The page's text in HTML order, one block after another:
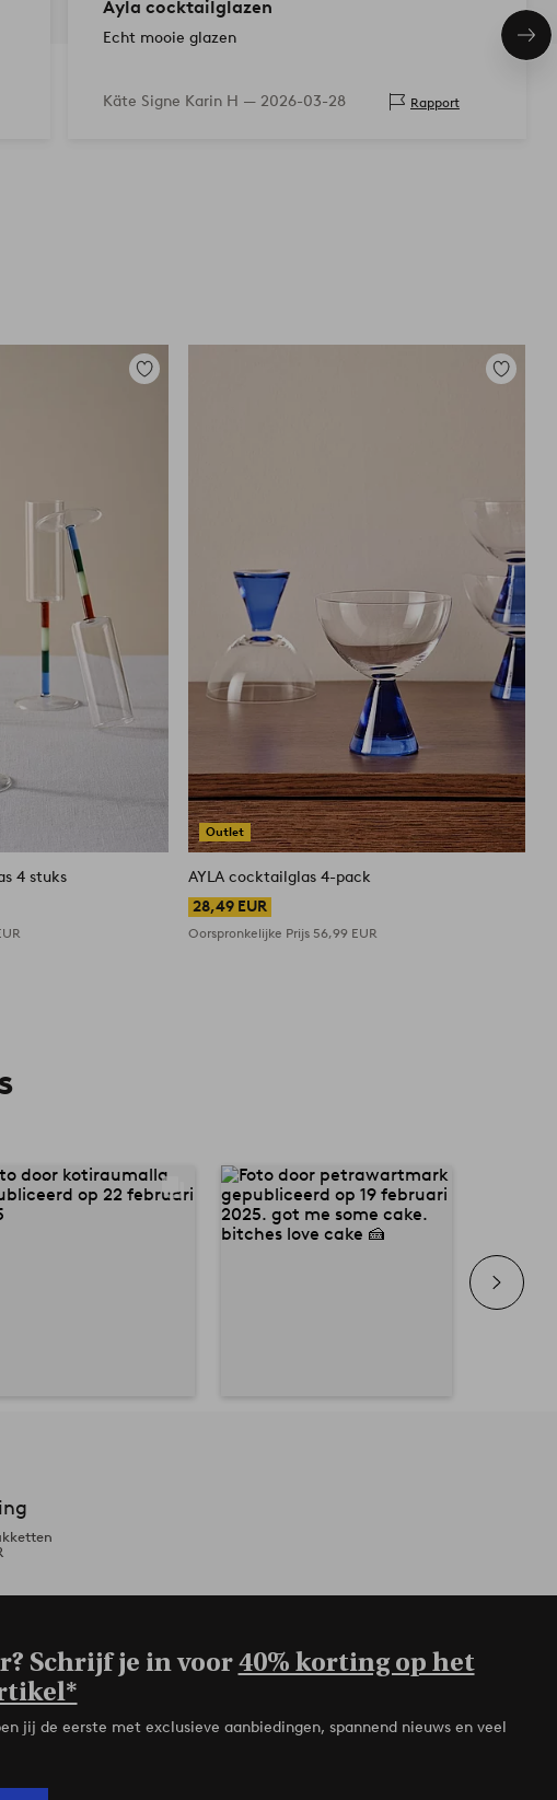
Ayla cocktailglazen
Echt mooie glazen
Käte Signe Karin H — 2026-03-28 Rapport
Toevoegen
4 stuks
Outlet
AYLA cocktailglas 4-pack
28,49 EUR
Oorspronkelijke Prijs 56,99 EUR
Schrijf je in voor40% korting op het
jij de eerste met exclusieve aanbiedingen, spannend nieuws en veel